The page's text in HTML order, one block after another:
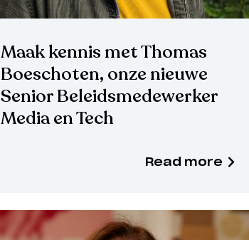
Maak kennis met Thomas
Boeschoten, onze nieuwe
Senior Beleidsmedewerker
Media en Tech
Read more